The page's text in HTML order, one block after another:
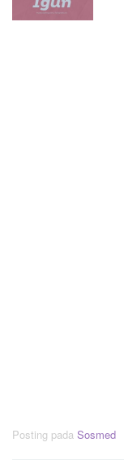
Posting pada Sosmed